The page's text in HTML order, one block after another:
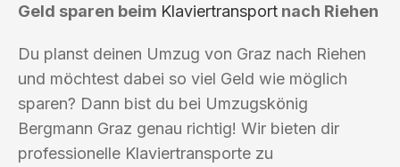
Geld sparen beim Klaviertransport nach Riehen
Du planst deinen Umzug von Graz nach Riehen
und möchtest dabei so viel Geld wie möglich
sparen? Dann bist du bei Umzugskönig
Bergmann Graz genau richtig! Wir bieten dir
professionelle Klaviertransporte zu